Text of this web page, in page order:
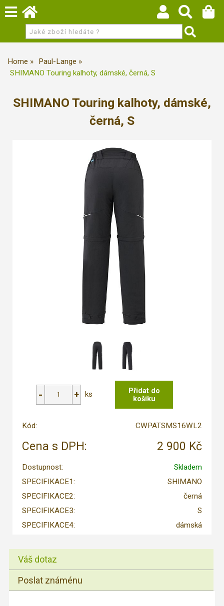
Home
Paul-Lange
SHIMANO Touring kalhoty, dámské, černá, S
SHIMANO Touring kalhoty, dámské,
černá, S
ks
Kód: CWPATSMS16WL2
Cena s DPH: 2 900 Kč
Dostupnost:
Skladem
SPECIFIKACE1:
SHIMANO
SPECIFIKACE2:
černá
SPECIFIKACE3:
S
SPECIFIKACE4:
dámská
Váš dotaz
Poslat známénu